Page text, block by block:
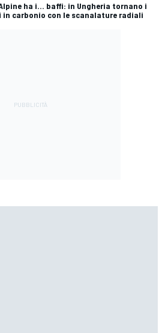
Alpine ha i... baffi: in Ungheria tornano i
in carbonio con le scanalature radiali